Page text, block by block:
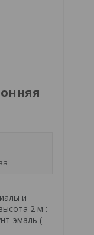
и
2 м :
эмаль (